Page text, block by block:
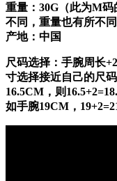
重量：30G（此为M
不同，重量也有所不同
产地：中国
尺码选择：手腕周长
寸选择接近自己的尺
16.5CM，则
如手腕19CM，